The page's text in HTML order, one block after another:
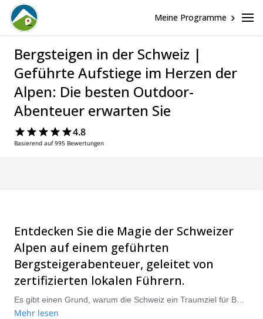
Meine Programme
Bergsteigen in der Schweiz |
Geführte Aufstiege im Herzen der
Alpen: Die besten Outdoor-
Abenteuer erwarten Sie
4.8
Basierend auf 995 Bewertungen
Entdecken Sie die Magie der Schweizer
Alpen auf einem geführten
Bergsteigerabenteuer, geleitet von
zertifizierten lokalen Führern.
Mehr lesen